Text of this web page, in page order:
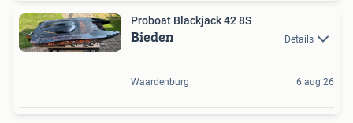
Proboat Blackjack 42 8S
Bieden Details
Waardenburg 6 aug 26